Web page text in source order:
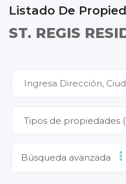
Listado De
ST. REGIS
Tipos de propiedades
Búsqueda avanzada